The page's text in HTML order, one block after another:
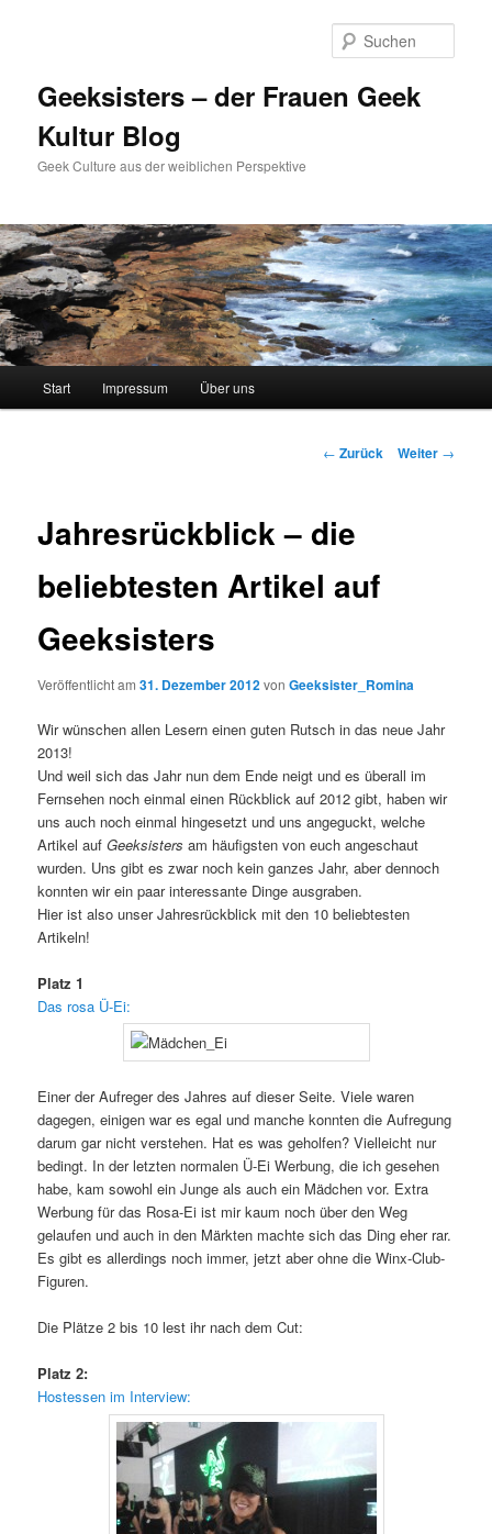
Geeksisters – der Frauen Geek
Kultur Blog
Geek Culture aus der weiblichen Perspektive
Start Impressum Über uns
Beitrags-
← Zurück Weiter →
Jahresrückblick – die
beliebtesten Artikel auf
Geeksisters
Veröffentlicht am31. Dezember 2012vonGeeksister_Romina
Wir wünschen allen Lesern einen guten Rutsch in das neue Jahr
2013!
Und weil sich das Jahr nun dem Ende neigt und es überall im
Fernsehen noch einmal einen Rückblick auf 2012 gibt, haben wir
uns auch noch einmal hingesetzt und uns angeguckt, welche
Artikel aufGeeksisters am häufigsten von euch angeschaut
wurden. Uns gibt es zwar noch kein ganzes Jahr, aber dennoch
konnten wir ein paar interessante Dinge ausgraben.
Hier ist also unser Jahresrückblick mit den 10 beliebtesten
Artikeln!
Platz 1
Das rosa Ü-Ei:
Einer der Aufreger des Jahres auf dieser Seite. Viele waren
dagegen, einigen war es egal und manche konnten die Aufregung
darum gar nicht verstehen. Hat es was geholfen? Vielleicht nur
bedingt. In der letzten normalen Ü-Ei Werbung, die ich gesehen
habe, kam sowohl ein Junge als auch ein Mädchen vor. Extra
Werbung für das Rosa-Ei ist mir kaum noch über den Weg
gelaufen und auch in den Märkten machte sich das Ding eher rar.
Es gibt es allerdings noch immer, jetzt aber ohne die Winx-Club-
Figuren.
Die Plätze 2 bis 10 lest ihr nach dem Cut:
Platz 2:
Hostessen im Interview: